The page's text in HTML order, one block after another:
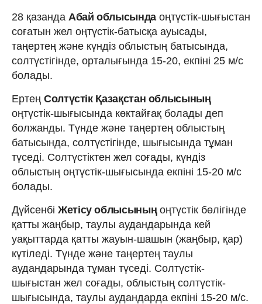
28 қазанда Абай облысындаоңтүстік-шығыстан
соғатын жел оңтүстік-батысқа ауысады,
таңертең және күндіз облыстың батысында,
солтүстігінде, орталығында 15-20, екпіні 25 м/с
болады.
Ертең Солтүстік Қазақстан облысының
оңтүстік-шығысында көктайғақ болады деп
болжанды. Түнде және таңертең облыстың
батысында, солтүстігінде, шығысында тұман
түседі. Солтүстіктен жел соғады, күндіз
облыстың оңтүстік-шығысында екпіні 15-20 м/с
болады.
Дүйсенбі Жетісу облысыныңоңтүстік бөлігінде
қатты жаңбыр, таулы аудандарында кей
уақыттарда қатты жауын-шашын (жаңбыр, қар)
күтіледі. Түнде және таңертең таулы
аудандарында тұман түседі. Солтүстік-
шығыстан жел соғады, облыстың солтүстік-
шығысында, таулы аудандарда екпіні 15-20 м/с.